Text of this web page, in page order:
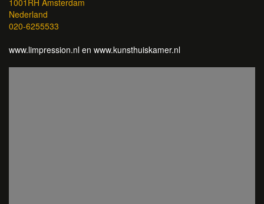
1001RH Amsterdam
Nederland
020-6255533
www.limpression.nl en www.kunsthuiskamer.nl